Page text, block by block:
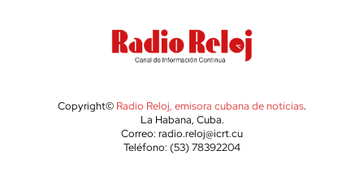
Copyright© Radio Reloj, emisora cubana de noticias.
La Habana, Cuba.
Correo: radio.reloj@icrt.cu
Teléfono: (53) 78392204